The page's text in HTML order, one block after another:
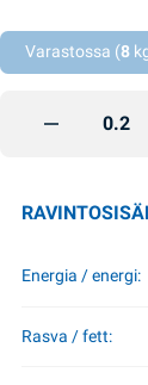
Varastossa (8
Mont Blanc
Energia / energi:
Rasva / fett: